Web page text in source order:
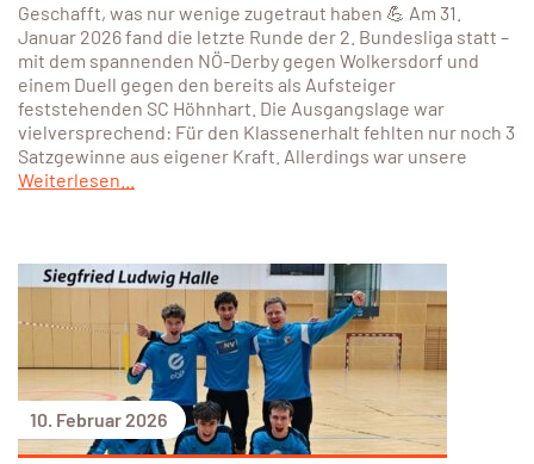
Geschafft, was nur wenige zugetraut haben 💪 Am 31.
Januar 2026 fand die letzte Runde der 2. Bundesliga statt –
mit dem spannenden NÖ-Derby gegen Wolkersdorf und
einem Duell gegen den bereits als Aufsteiger
feststehenden SC Höhnhart. Die Ausgangslage war
vielversprechend: Für den Klassenerhalt fehlten nur noch 3
Satzgewinne aus eigener Kraft. Allerdings war unsere
Weiterlesen...
10. Februar 2026